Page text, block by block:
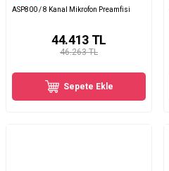
ASP800 / 8 Kanal Mikrofon Preamfisi
46.263 TL
44.413TL
Sepete Ekle